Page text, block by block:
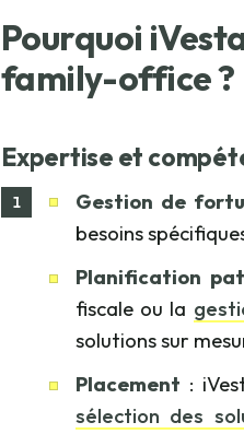
Pourquoi
family-office ?
Expertise et
Gestion de
besoins
Planification
fiscale ou la
solutions sur
Placement :
sélection des